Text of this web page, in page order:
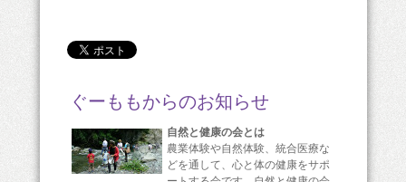
ぐーももからのお知らせ
自然と健康の会とは
農業体験や自然体験、統合医療な
どを通して、心と体の健康をサポ